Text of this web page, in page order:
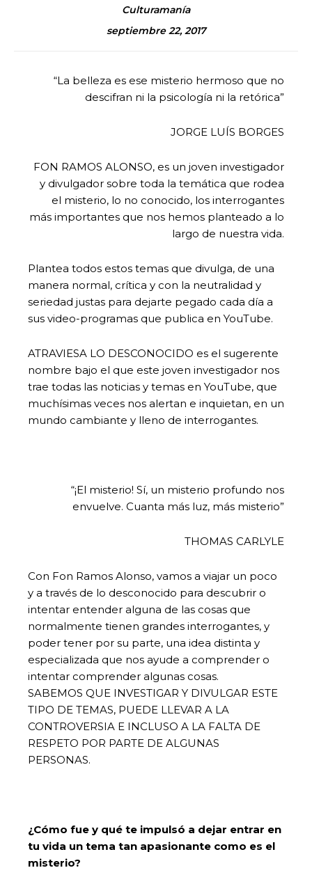
Culturamanía
septiembre 22, 2017
“La belleza es ese misterio hermoso que no
descifran ni la psicología ni la retórica”
JORGE LUÍS BORGES
FON RAMOS ALONSO, es un joven investigador
y divulgador sobre toda la temática que rodea
el misterio, lo no conocido, los interrogantes
más importantes que nos hemos planteado a lo
largo de nuestra vida.
Plantea todos estos temas que divulga, de una
manera normal, crítica y con la neutralidad y
seriedad justas para dejarte pegado cada día a
sus video-programas que publica en YouTube.
ATRAVIESA LO DESCONOCIDO es el sugerente
nombre bajo el que este joven investigador nos
trae todas las noticias y temas en YouTube, que
muchísimas veces nos alertan e inquietan, en un
mundo cambiante y lleno de interrogantes.
“¡El misterio! Sí, un misterio profundo nos
envuelve. Cuanta más luz, más misterio”
THOMAS CARLYLE
Con Fon Ramos Alonso, vamos a viajar un poco
y a través de lo desconocido para descubrir o
intentar entender alguna de las cosas que
normalmente tienen grandes interrogantes, y
poder tener por su parte, una idea distinta y
especializada que nos ayude a comprender o
intentar comprender algunas cosas.
SABEMOS QUE INVESTIGAR Y DIVULGAR ESTE
TIPO DE TEMAS, PUEDE LLEVAR A LA
CONTROVERSIA E INCLUSO A LA FALTA DE
RESPETO POR PARTE DE ALGUNAS
PERSONAS.
¿Cómo fue y qué te impulsó a dejar entrar en
tu vida un tema tan apasionante como es el
misterio?